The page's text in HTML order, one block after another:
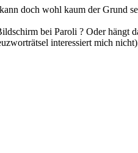
doch wohl kaum der Grund
bei Paroli ? Oder
interessiert mich